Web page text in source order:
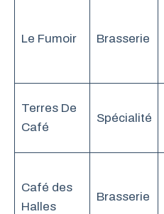
Le Fumoir Brasserie
Terres De
Café
Spécialité
Café des
Halles
Brasserie